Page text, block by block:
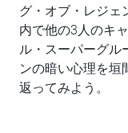
グ・オブ・レジェ
内で他の3人のキ
ル・スーパーグル
ンの暗い心理を垣
返ってみよう。